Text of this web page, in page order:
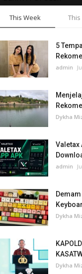
This Week
5
admin
Dykha
Valetax
admin
Dykha
Dykha